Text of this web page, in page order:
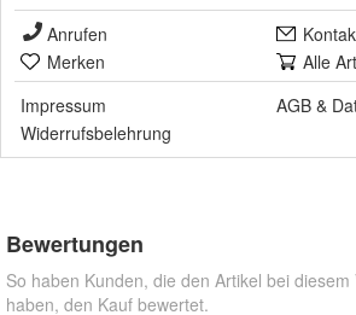
Anrufen
Merken
Alle
Impressum
AGB &
Widerrufsbelehrung
Bewertungen
So haben Kunden, die den Artikel bei
haben, den Kauf bewertet.